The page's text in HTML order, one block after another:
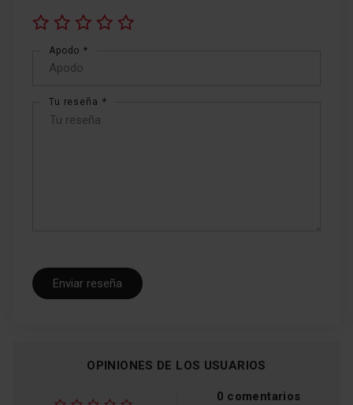
star
stars
stars
stars
starsApodo
Tu reseña
Enviar reseña
OPINIONES DE LOS USUARIOS
0 comentarios